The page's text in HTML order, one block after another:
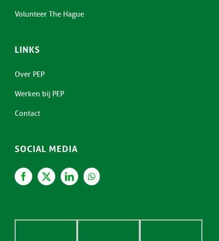
Volunteer The Hague
LINKS
Over PEP
Werken bij PEP
Contact
SOCIAL MEDIA